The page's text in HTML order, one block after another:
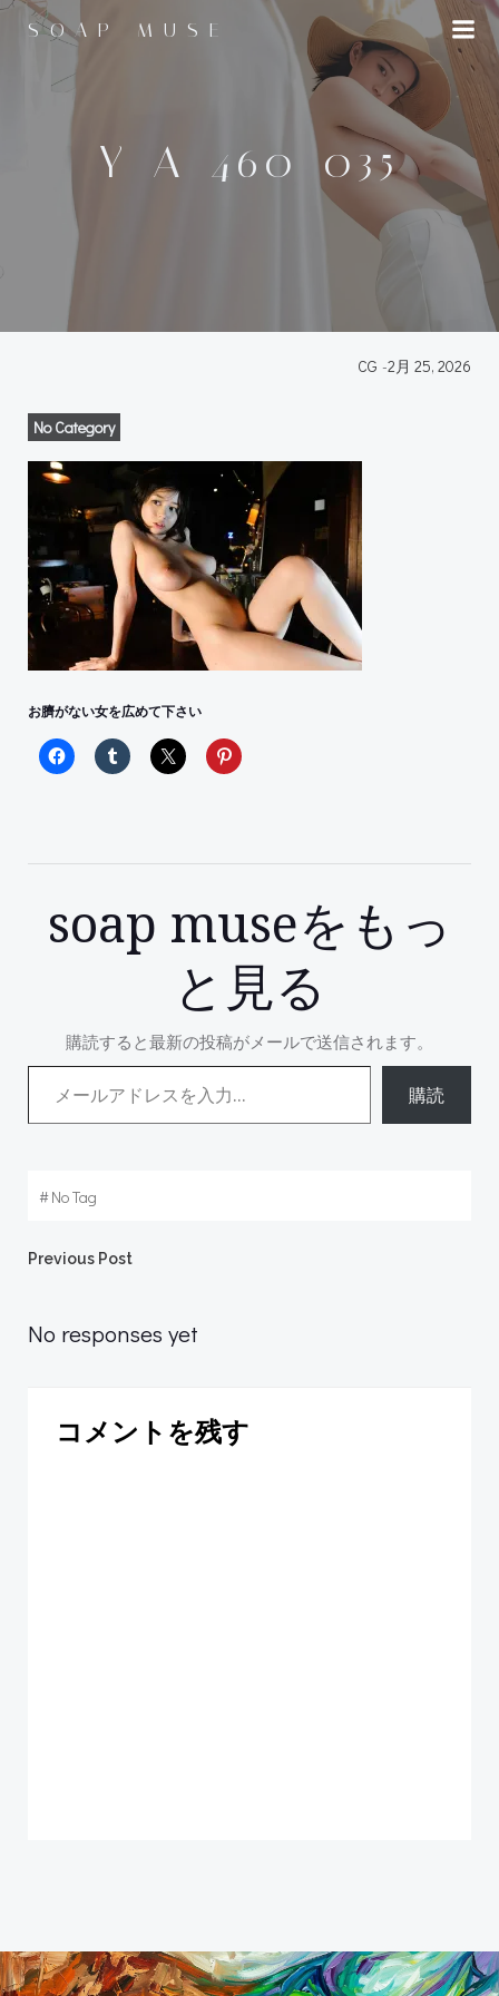
コ
へ
ス
SOAP MUSE
Y_A_460_035
CG -2月 25, 2026
No Category
お臍がない女を広めて下さい
soap museをもっ
と見る
購読すると最新の投稿がメールで送信されます。
メールアドレスを入力...
購読
#No Tag
Post
navigation
Previous Post
No responses yet
コメントを残す